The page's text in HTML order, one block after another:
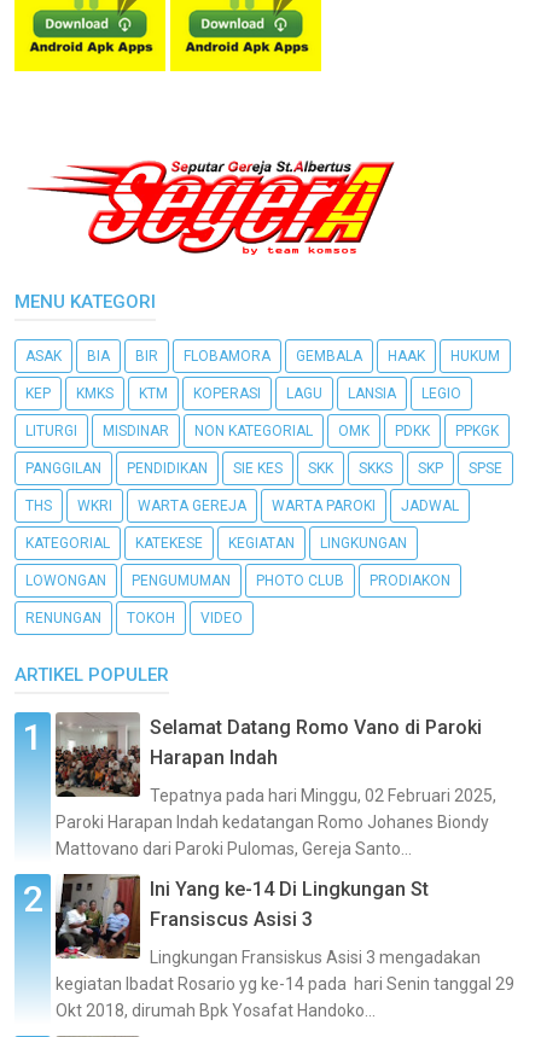
MENU KATEGORI
ASAK BIA BIR FLOBAMORA GEMBALA HAAK HUKUM
KEP KMKS KTM KOPERASI LAGU LANSIA LEGIO
LITURGI MISDINAR NON KATEGORIAL OMK PDKK PPKGK
PANGGILAN PENDIDIKAN SIE KES SKK SKKS SKP SPSE
THS WKRI WARTA GEREJA WARTA PAROKI JADWAL
KATEGORIAL KATEKESE KEGIATAN LINGKUNGAN
LOWONGAN PENGUMUMAN PHOTO CLUB PRODIAKON
RENUNGAN TOKOH VIDEO
ARTIKEL POPULER
Selamat Datang Romo Vano di Paroki
Harapan Indah
Tepatnya pada hari Minggu, 02 Februari 2025,
Paroki Harapan Indah kedatangan Romo Johanes Biondy
Mattovano dari Paroki Pulomas, Gereja Santo...
Ini Yang ke-14 Di Lingkungan St
Fransiscus Asisi 3
Lingkungan Fransiskus Asisi 3 mengadakan
kegiatan Ibadat Rosario yg ke-14 pada hari Senin tanggal 29
Okt 2018, dirumah Bpk Yosafat Handoko...